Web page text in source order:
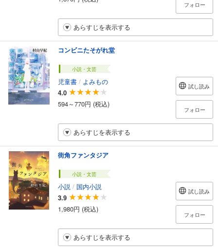
フォロー
あらすじを表示する
コンビニたそがれ堂
小説・文芸
児童書 / よみもの
4.0
594～770円 (税込)
試し読み
フォロー
あらすじを表示する
街角ファンタジア
小説・文芸
小説 / 国内小説
3.9
1,980円 (税込)
試し読み
フォロー
あらすじを表示する